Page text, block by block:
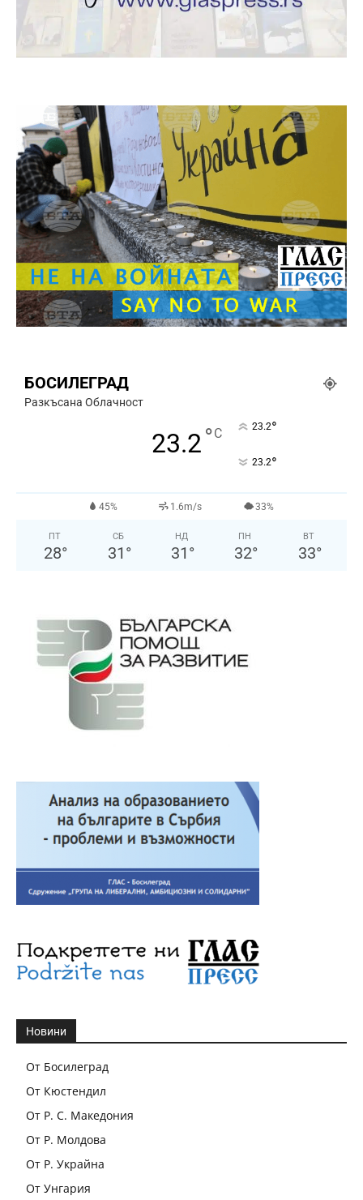
БОСИЛЕГРАД
Разкъсана Облачност
23.2°C 23.2°
23.2°
45% 1.6m/s 33%
ПТ
28°
СБ
31 °
НД
31 °
ПН
32°
ВТ
33°
Новини
От Босилеград
От Кюстендил
От Р. С. Македония
От Р. Молдова
От Р. Украйна
От Унгария